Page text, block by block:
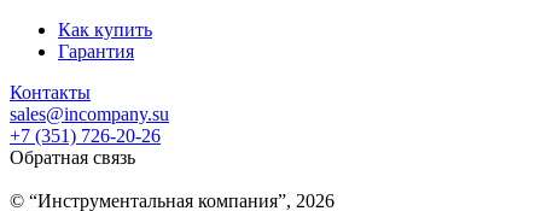
Как купить
Гарантия
Контакты
sales@incompany.su
+7 (351) 726-20-26
Обратная связь
© “Инструментальная компания”, 2026